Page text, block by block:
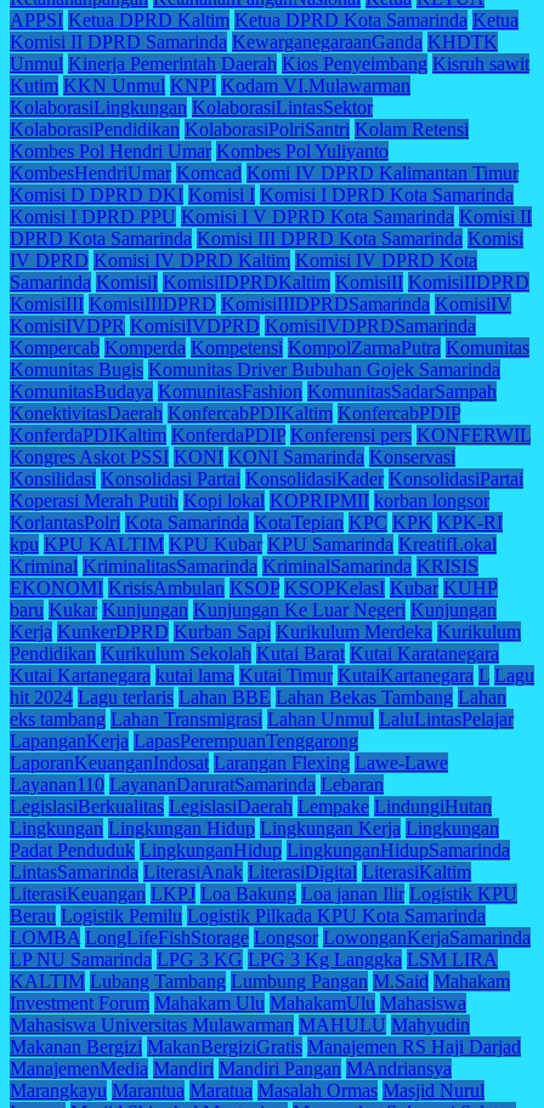
APPSI Ketua DPRD Kaltim Ketua DPRD Kota Samarinda Ketua
Komisi II DPRD Samarinda KewarganegaraanGanda KHDTK
Unmul Kinerja Pemerintah Daerah Kios Penyeimbang Kisruh sawit
Kutim KKN Unmul KNPI Kodam VI.Mulawarman
KolaborasiLingkungan KolaborasiLintasSektor
KolaborasiPendidikan KolaborasiPolriSantri Kolam Retensi
Kombes Pol Hendri Umar Kombes Pol Yuliyanto
KombesHendriUmar Komcad Komi IV DPRD Kalimantan Timur
Komisi D DPRD DKI Komisi I Komisi I DPRD Kota Samarinda
Komisi I DPRD PPU Komisi I V DPRD Kota Samarinda Komisi II
DPRD Kota Samarinda Komisi III DPRD Kota Samarinda Komisi
IV DPRD Komisi IV DPRD Kaltim Komisi IV DPRD Kota
Samarinda KomisiI KomisiIDPRDKaltim KomisiII KomisiIIDPRD
KomisiIII KomisiIIIDPRD KomisiIIIDPRDSamarinda KomisiIV
KomisiIVDPR KomisiIVDPRD KomisiIVDPRDSamarinda
Kompercab Komperda Kompetensi KompolZarmaPutra Komunitas
Komunitas Bugis Komunitas Driver Bubuhan Gojek Samarinda
KomunitasBudaya KomunitasFashion KomunitasSadarSampah
KonektivitasDaerah KonfercabPDIKaltim KonfercabPDIP
KonferdaPDIKaltim KonferdaPDIP Konferensi pers KONFERWIL
Kongres Askot PSSI KONI KONI Samarinda Konservasi
Konsilidasi Konsolidasi Partai KonsolidasiKader KonsolidasiPartai
Koperasi Merah Putih Kopi lokal KOPRIPMII korban longsor
KorlantasPolri Kota Samarinda KotaTepian KPC KPK KPK-RI
kpu KPU KALTIM KPU Kubar KPU Samarinda KreatifLokal
Kriminal KriminalitasSamarinda KriminalSamarinda KRISIS
EKONOMI KrisisAmbulan KSOP KSOPKelasI Kubar KUHP
baru Kukar Kunjungan Kunjungan Ke Luar Negeri Kunjungan
Kerja KunkerDPRD Kurban Sapi Kurikulum Merdeka Kurikulum
Pendidikan Kurikulum Sekolah Kutai Barat Kutai Karatanegara
Kutai Kartanegara kutai lama Kutai Timur KutaiKartanegara L Lagu
hit 2024 Lagu terlaris Lahan BBE Lahan Bekas Tambang Lahan
eks tambang Lahan Transmigrasi Lahan Unmul LaluLintasPelajar
LapanganKerja LapasPerempuanTenggarong
LaporanKeuanganIndosat Larangan Flexing Lawe-Lawe
Layanan110 LayananDaruratSamarinda Lebaran
LegislasiBerkualitas LegislasiDaerah Lempake LindungiHutan
Lingkungan Lingkungan Hidup Lingkungan Kerja Lingkungan
Padat Penduduk LingkunganHidup LingkunganHidupSamarinda
LintasSamarinda LiterasiAnak LiterasiDigital LiterasiKaltim
LiterasiKeuangan LKPJ Loa Bakung Loa janan Ilir Logistik KPU
Berau Logistik Pemilu Logistik Pilkada KPU Kota Samarinda
LOMBA LongLifeFishStorage Longsor LowonganKerjaSamarinda
LP NU Samarinda LPG 3 KG LPG 3 Kg Langgka LSM LIRA
KALTIM Lubang Tambang Lumbung Pangan M.Said Mahakam
Investment Forum Mahakam Ulu MahakamUlu Mahasiswa
Mahasiswa Universitas Mulawarman MAHULU Mahyudin
Makanan Bergizi MakanBergiziGratis Manajemen RS Haji Darjad
ManajemenMedia Mandiri Mandiri Pangan MAndriansya
Marangkayu Marantua Maratua Masalah Ormas Masjid Nurul